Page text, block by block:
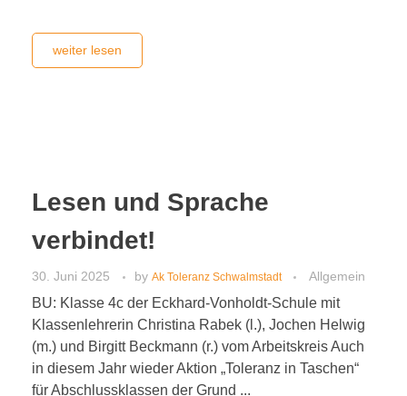
weiter lesen
Lesen und Sprache
verbindet!
30. Juni 2025 by Ak Toleranz Schwalmstadt Allgemein
BU: Klasse 4c der Eckhard-Vonholdt-Schule mit
Klassenlehrerin Christina Rabek (l.), Jochen Helwig
(m.) und Birgitt Beckmann (r.) vom Arbeitskreis Auch
in diesem Jahr wieder Aktion „Toleranz in Taschen“
für Abschlussklassen der Grund ...